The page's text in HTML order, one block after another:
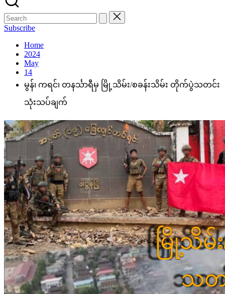
Subscribe
Home
2024
May
14
မွန်၊ ကရင်၊ တနင်္သာရီမှ မြို့သိမ်း/စခန်းသိမ်း တိုက်ပွဲသတင်း
သုံးသပ်ချက်